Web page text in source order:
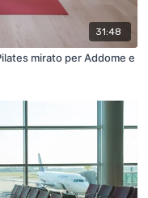
31:48
mirato per Addome e